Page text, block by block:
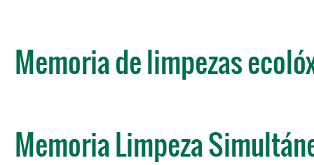
Memoria de limpezas
Memoria Limpeza